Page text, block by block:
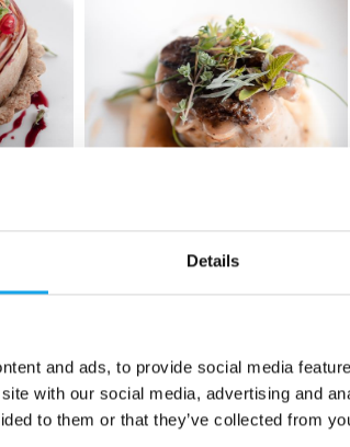
Details
and ads, to provide social media
with our social media, advertising and
to them or that they’ve collected from